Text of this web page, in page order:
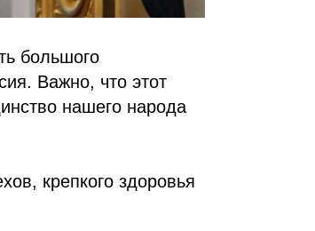
большого
Важно, что этот
нашего народа
крепкого здоровья